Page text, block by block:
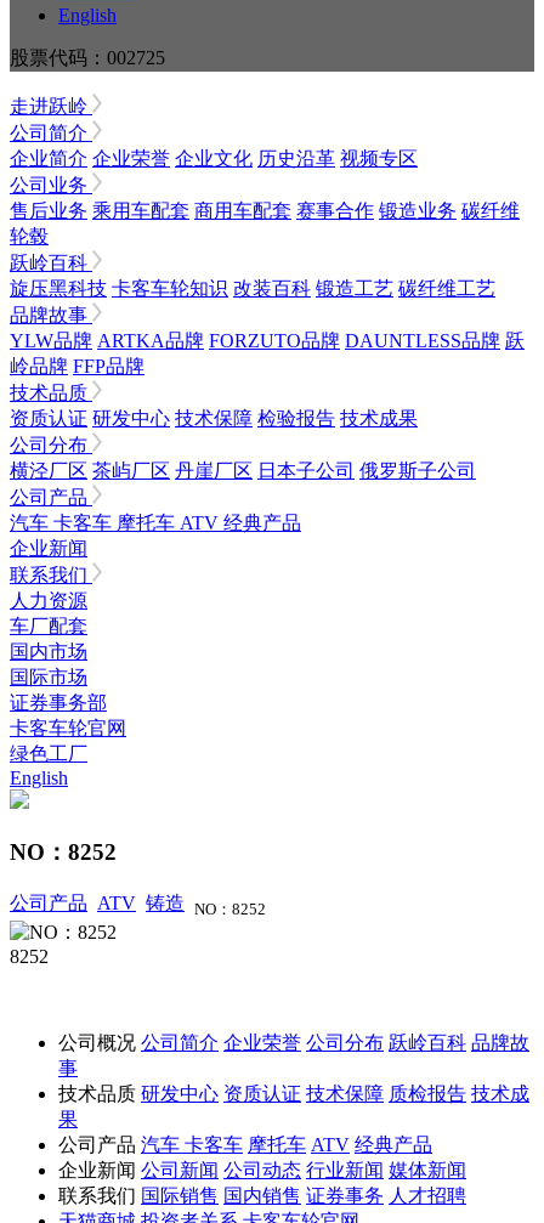
English
股票代码：002725
走进跃岭
公司简介
企业简介 企业荣誉 企业文化 历史沿革 视频专区
公司业务
售后业务 乘用车配套 商用车配套 赛事合作 锻造业务 碳纤维
轮毂
跃岭百科
旋压黑科技 卡客车轮知识 改装百科 锻造工艺 碳纤维工艺
品牌故事
YLW品牌 ARTKA品牌 FORZUTO品牌 DAUNTLESS品牌 跃
岭品牌 FFP品牌
技术品质
资质认证 研发中心 技术保障 检验报告 技术成果
公司分布
横泾厂区 茶屿厂区 丹崖厂区 日本子公司 俄罗斯子公司
公司产品
汽车 卡客车 摩托车 ATV 经典产品
企业新闻
联系我们
人力资源
车厂配套
国内市场
国际市场
证券事务部
卡客车轮官网
绿色工厂
English
NO：8252
公司产品 ATV 铸造 NO：8252
8252
公司概况 公司简介 企业荣誉 公司分布 跃岭百科 品牌故
事
技术品质 研发中心 资质认证 技术保障 质检报告 技术成
果
公司产品 汽车 卡客车 摩托车 ATV 经典产品
企业新闻 公司新闻 公司动态 行业新闻 媒体新闻
联系我们 国际销售 国内销售 证券事务 人才招聘